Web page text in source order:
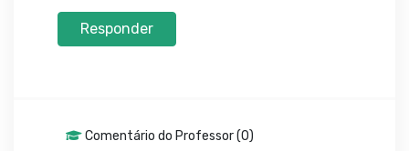
Responder
Comentário do Professor (0)